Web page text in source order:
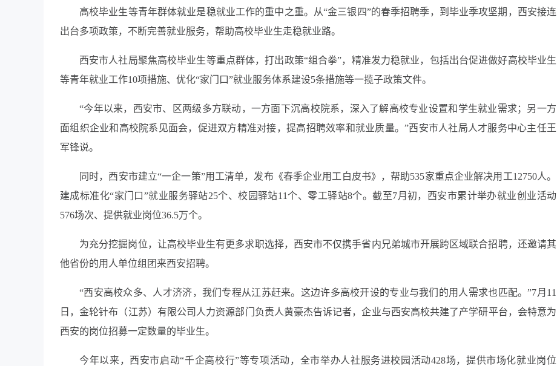
高校毕业生等青年群体就业是稳就业工作的重中之重。从“金三银四”的春季招聘季，到毕业季攻坚期，西安接连
出台多项政策，不断完善就业服务，帮助高校毕业生走稳就业路。
西安市人社局聚焦高校毕业生等重点群体，打出政策“组合拳”，精准发力稳就业，包括出台促进做好高校毕业生
等青年就业工作10项措施、优化“家门口”就业服务体系建设5条措施等一揽子政策文件。
“今年以来，西安市、区两级多方联动，一方面下沉高校院系，深入了解高校专业设置和学生就业需求；另一方
面组织企业和高校院系见面会，促进双方精准对接，提高招聘效率和就业质量。”西安市人社局人才服务中心主任王
军锋说。
同时，西安市建立“一企一策”用工清单，发布《春季企业用工白皮书》，帮助535家重点企业解决用工12750人。
建成标准化“家门口”就业服务驿站25个、校园驿站11个、零工驿站8个。截至7月初，西安市累计举办就业创业活动
576场次、提供就业岗位36.5万个。
为充分挖掘岗位，让高校毕业生有更多求职选择，西安市不仅携手省内兄弟城市开展跨区域联合招聘，还邀请其
他省份的用人单位组团来西安招聘。
“西安高校众多、人才济济，我们专程从江苏赶来。这边许多高校开设的专业与我们的用人需求也匹配。”7月11
日，金轮针布（江苏）有限公司人力资源部门负责人黄豪杰告诉记者，企业与西安高校共建了产学研平台，会特意为
西安的岗位招募一定数量的毕业生。
今年以来，西安市启动“千企高校行”等专项活动，全市举办人社服务进校园活动428场，提供市场化就业岗位